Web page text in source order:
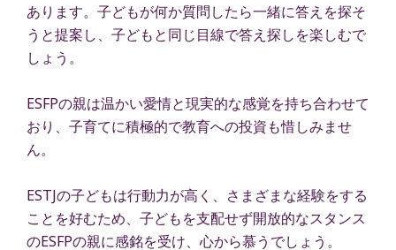
あります。子どもが何か質問したら一緒に答えを探そ
うと提案し、子どもと同じ目線で答え探しを楽しむで
しょう。
ESFPの親は温かい愛情と現実的な感覚を持ち合わせて
おり、子育てに積極的で教育への投資も惜しみませ
ん。
ESTJの子どもは行動力が高く、さまざまな経験をする
ことを好むため、子どもを支配せず開放的なスタンス
のESFPの親に感銘を受け、心から慕うでしょう。